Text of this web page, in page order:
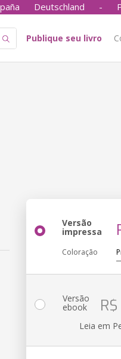
Deutschland -
Publique seu livro
Versão
impressa
Coloração
Versão
ebook
Leia em